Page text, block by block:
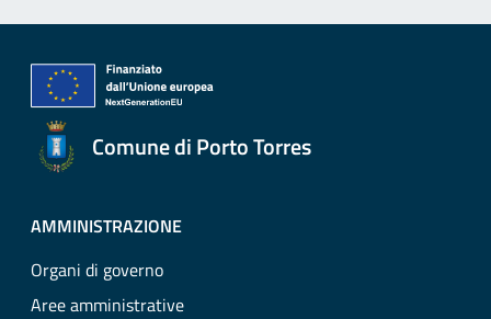
Comune di Porto Torres
AMMINISTRAZIONE
Organi di governo
Aree amministrative